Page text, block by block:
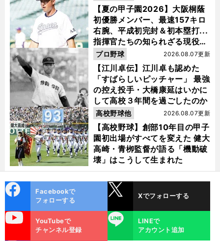
【夏の甲子園2026】大阪桐蔭
初優勝メンバー、最速157キロ
右腕、平成初完封＆初本塁打...
指揮官たちの知られざる現役時
代
【江川卓伝】江川卓も認めた
「すばらしいピッチャー」 最強
の控え投手・大橋康延はいかに
して高校３年間を過ごしたのか
2026.08.07更新
プロ野球
【高校野球】創部10年目の甲子
園初出場がすべてを変えた 健大
高崎・青栁監督が語る「機動破
壊」はこうして生まれた
2026.08.07更新
高校野球他
ok
Facebookで
フォローする
Xでフォローする
YouTubeで
チャンネル登録
LINE
LINEで
アカウント追加